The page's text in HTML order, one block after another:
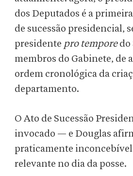
dos Deputados é a
de sucessão presidencial,
presidente pro temporedo
membros do Gabinete, de
ordem cronológica da
departamento.
O Ato de Sucessão
invocado — e Douglas
praticamente inconcebível
relevante no dia da posse.